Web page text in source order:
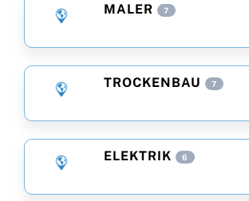
MALER 7
TROCKENBAU 7
ELEKTRIK 6